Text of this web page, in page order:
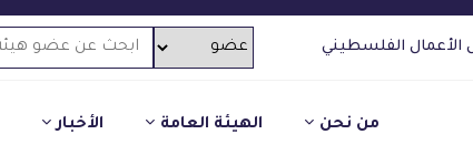
الأعمال الفلسطيني
من نحن الهيئة العامة الأخبار